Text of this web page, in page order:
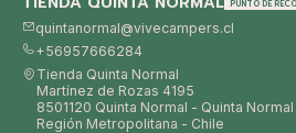
PUNTO DE
quintanormal@vivecampers.cl
+56957666284
Tienda Quinta Normal
Martínez de Rozas 4195
8501120 Quinta Normal - Quinta Normal
Región Metropolitana - Chile